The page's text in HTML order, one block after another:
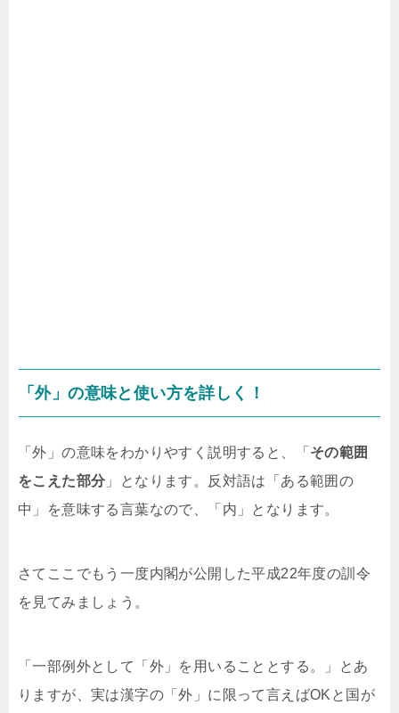
「外」の意味と使い方を詳しく！
「外」の意味をわかりやすく説明すると、「 その範囲
をこえた部分 」となります。反対語は「ある範囲の
中」を意味する言葉なので、「内」となります。
さてここでもう一度内閣が公開した平成22年度の訓令
を見てみましょう。
「一部例外として「外」を用いることとする。」とあ
りますが、実は漢字の「外」に限って言えばOKと国が